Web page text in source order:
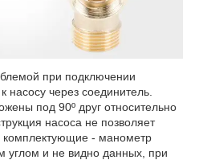
при подключении
через соединитель.
под 90º друг относительно
насоса не позволяет
комплектующие - манометр
углом и не видно данных, при